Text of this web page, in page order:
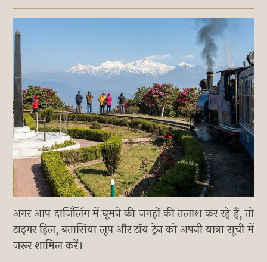
अगर आप दार्जिलिंग में घूमने की जगहों की तलाश कर रहे हैं, तो
टाइगर हिल, बतासिया लूप और टॉय ट्रेन को अपनी यात्रा सूची में
जरूर शामिल करें।